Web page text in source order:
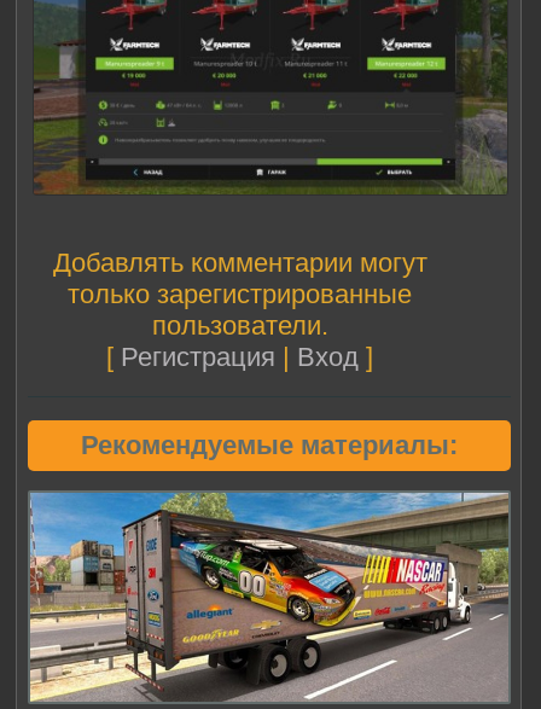
Добавлять комментарии могут
только зарегистрированные
пользователи.
[ Регистрация | Вход ]
Рекомендуемые материалы: